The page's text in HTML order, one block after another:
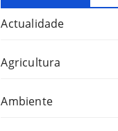
Actualidade
Agricultura
Ambiente